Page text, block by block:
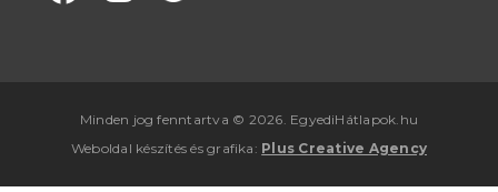
Minden jog fenntartva © 2026. EgyediHátlapok.hu
Weboldal készítés ésgrafika : Plus Creative Agency